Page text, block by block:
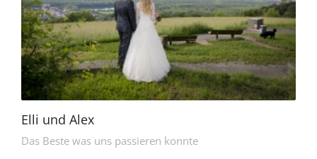
Elli und Alex
Das Beste was uns passieren konnte